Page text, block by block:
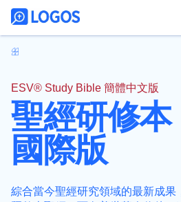
ESV® Study Bible 簡體中文版
聖經研修本
國際版
綜合當今聖經研究領域的最新成果